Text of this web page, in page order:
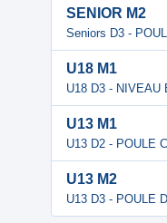
SENIOR M2
Seniors D3 -
U18 M1
U18 D3 - NIVEAU
U13 M1
U13 D2 - POULE
U13 M2
U13 D3 - POULE